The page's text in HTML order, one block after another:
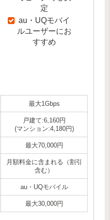
定
au・UQモバイ
ルユーザーにお
すすめ
最大1Gbps
戸建て:6,160円
(マンション:4,180円)
最大70,000円
月額料金に含まれる（割引
含む）
au・UQモバイル
最大30,000円